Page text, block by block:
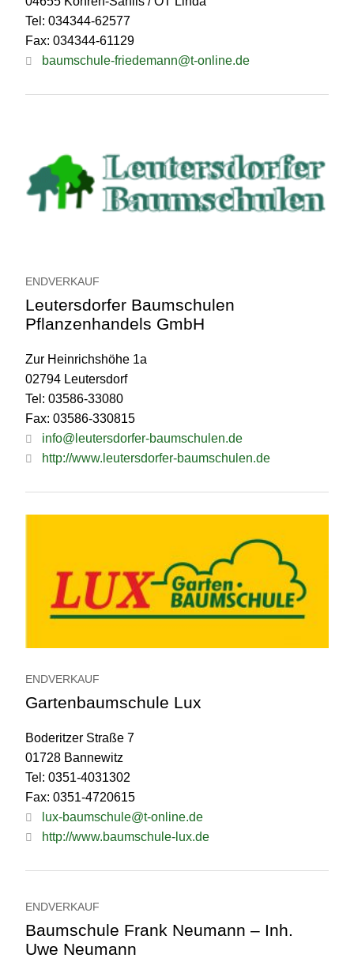
Tel: 034344-62577
Fax: 034344-61129
baumschule-friedemann@t-online.de
ENDVERKAUF
Leutersdorfer Baumschulen
Pflanzenhandels GmbH
Zur Heinrichshöhe 1a
02794 Leutersdorf
Tel: 03586-33080
Fax: 03586-330815
info@leutersdorfer-baumschulen.de
http://www.leutersdorfer-baumschulen.de
ENDVERKAUF
Gartenbaumschule Lux
Boderitzer Straße 7
01728 Bannewitz
Tel: 0351-4031302
Fax: 0351-4720615
lux-baumschule@t-online.de
http://www.baumschule-lux.de
ENDVERKAUF
Baumschule Frank Neumann – Inh.
Uwe Neumann